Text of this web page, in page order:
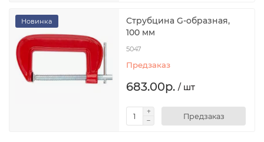
Новинка
Струбцина G-образная,
100 мм
5047
Предзаказ
683.00р. / шт
Предзаказ